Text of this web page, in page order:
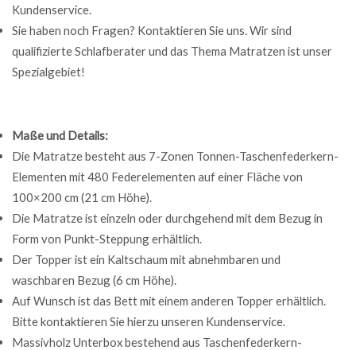
Kundenservice.
Sie haben noch Fragen? Kontaktieren Sie uns. Wir sind
qualifizierte Schlafberater und das Thema Matratzen ist unser
Spezialgebiet!
Maße und Details:
Die Matratze besteht aus 7-Zonen Tonnen-Taschenfederkern-
Elementen mit 480 Federelementen auf einer Fläche von
100×200 cm (21 cm Höhe).
Die Matratze ist einzeln oder durchgehend mit dem Bezug in
Form von Punkt-Steppung erhältlich.
Der Topper ist ein Kaltschaum mit abnehmbaren und
waschbaren Bezug (6 cm Höhe).
Auf Wunsch ist das Bett mit einem anderen Topper erhältlich.
Bitte kontaktieren Sie hierzu unseren Kundenservice.
Massivholz Unterbox bestehend aus Taschenfederkern-